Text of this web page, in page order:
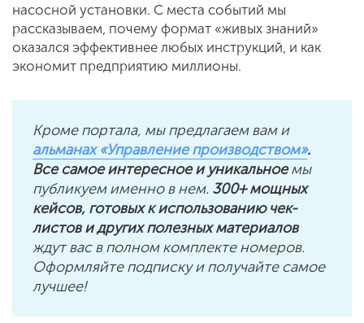
насосной установки. С места событий мы
рассказываем, почему формат «живых знаний»
оказался эффективнее любых инструкций, и как
экономит предприятию миллионы.
Кроме портала, мы предлагаем вам и
альманах «Управление производством».
Все самое интересное и уникальноемы
публикуем именно в нем. 300+ мощных
кейсов, готовых к использованию чек-
листов и других полезных материалов
ждут вас в полном комплекте номеров.
Оформляйте подписку и получайте самое
лучшее!